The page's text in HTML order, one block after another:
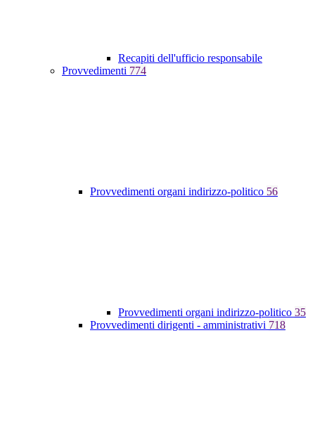
Recapiti dell'ufficio responsabile
Provvedimenti 774
Provvedimenti organi indirizzo-politico 56
Provvedimenti organi indirizzo-politico 35
Provvedimenti dirigenti - amministrativi 718